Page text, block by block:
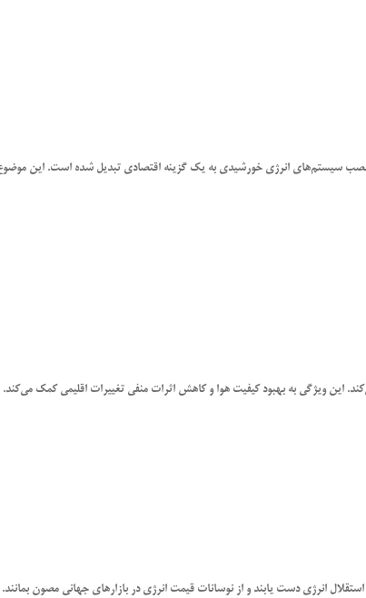
سیستم‌های انرژی خورشیدی به یک گزینه اقتصادی تبدیل شده است. این موضوع
این ویژگی به بهبود کیفیت هوا و کاهش اثرات منفی تغییرات اقلیمی کمک می‌کند.
انرژی دست یابند و از نوسانات قیمت انرژی در بازارهای جهانی مصون بمانند.